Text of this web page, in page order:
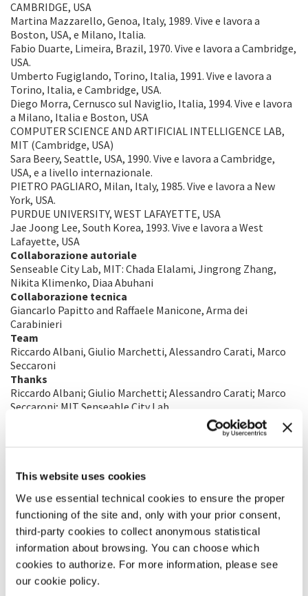
This website uses cookies
We use essential technical cookies to ensure the proper
functioning of the site and, only with your prior consent,
third-party cookies to collect anonymous statistical
information about browsing. You can choose which
cookies to authorize. For more information, please see
our cookie policy.
CAMBRIDGE, USA
Martina Mazzarello, Genoa, Italy, 1989. Vive e lavora a
Boston, USA, e Milano, Italia.
Fabio Duarte, Limeira, Brazil, 1970. Vive e lavora a Cambridge,
USA.
Umberto Fugiglando, Torino, Italia, 1991. Vive e lavora a
Torino, Italia, e Cambridge, USA.
Diego Morra, Cernusco sul Naviglio, Italia, 1994. Vive e lavora
a Milano, Italia e Boston, USA
COMPUTER SCIENCE AND ARTIFICIAL INTELLIGENCE LAB,
MIT (Cambridge, USA)
Sara Beery, Seattle, USA, 1990. Vive e lavora a Cambridge,
USA, e a livello internazionale.
PIETRO PAGLIARO, Milan, Italy, 1985. Vive e lavora a New
York, USA.
PURDUE UNIVERSITY, WEST LAFAYETTE, USA
Jae Joong Lee, South Korea, 1993. Vive e lavora a West
Lafayette, USA
Collaborazione autoriale
Senseable City Lab, MIT: Chada Elalami, Jingrong Zhang,
Nikita Klimenko, Diaa Abuhani
Collaborazione tecnica
Giancarlo Papitto and Raffaele Manicone, Arma dei
Carabinieri
Team
Riccardo Albani, Giulio Marchetti, Alessandro Carati, Marco
Seccaroni
Thanks
Riccardo Albani; Giulio Marchetti; Alessandro Carati; Marco
Seccaroni; MIT Senseable City Lab
Arma dei Carabinieri, Comando Unità Forestali, Ambientali e
ALBUM